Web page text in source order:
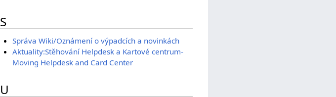
S
Správa Wiki/Oznámení o výpadcích a novinkách
Aktuality:Stěhování Helpdesk a Kartové centrum-
Moving Helpdesk and Card Center
U